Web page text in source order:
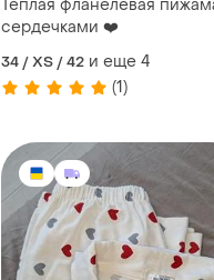
Теплая фланелевая
сердечками ❤️
34 / XS / 42 и еще 4
(1)